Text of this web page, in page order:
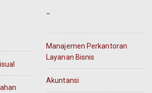
-
Manajemen Perkantoran
Layanan Bisnis
Akuntansi